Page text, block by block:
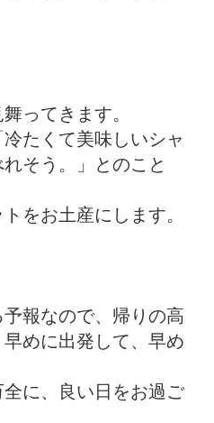
ってきます。
たくて美味しいシャ
そう。」とのこと
をお土産にします。
報なので、帰りの高
めに出発して、早め
に、良い日をお過ご